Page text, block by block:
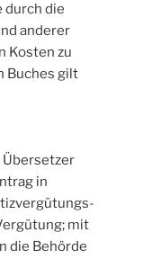
durch die
anderer
Kosten zu
Buches gilt
Übersetzer
in
mit
die Behörde